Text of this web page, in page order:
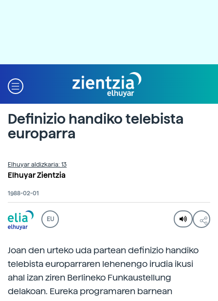
Definizio handiko telebista
europarra
Elhuyar aldizkaria: 13
Elhuyar Zientzia
1988-02-01
EU
Joan den urteko uda partean definizio handiko
telebista europarraren lehenengo irudia ikusi
ahal izan ziren Berlineko Funkaustellung
delakoan. Eureka programaren barnean